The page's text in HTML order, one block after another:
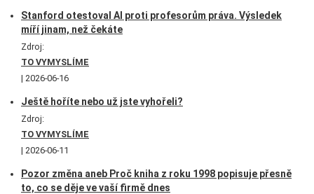
Stanford otestoval AI proti profesorům práva. Výsledek
míří jinam, než čekáte
Zdroj:
TO VYMYSLÍME
2026-06-16
Ještě hoříte nebo už jste vyhořeli?
Zdroj:
TO VYMYSLÍME
2026-06-11
Pozor změna aneb Proč kniha z roku 1998 popisuje přesně
to, co se děje ve vaší firmě dnes